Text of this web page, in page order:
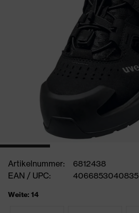
Artikelnummer:
6812438
EAN / UPC:
4066853040835
Weite: 14